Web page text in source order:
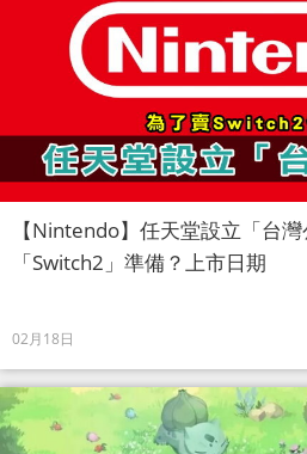
【Nintendo】任天堂設立「台
「Switch2」準備？上市日期
02月18日